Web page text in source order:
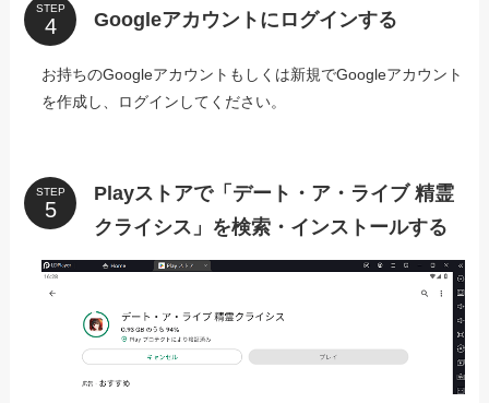
STEP
Googleアカウントにログインする
お持ちのGoogleアカウントもしくは新規でGoogleアカウント
を作成し、ログインしてください。
STEP
Playストアで「デート・ア・ライブ 精霊
クライシス」を検索・インストールする